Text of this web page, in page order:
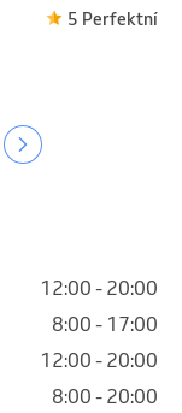
5 Perfektní
12:00 - 20:00
8:00 - 17:00
12:00 - 20:00
8:00 - 20:00